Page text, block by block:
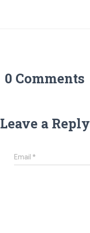
0 Comments
Leave a Reply
Email *